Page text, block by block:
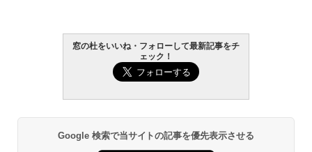
Robloxギフトカード - 1000 Robux 【限
定バーチャルアイテムを含む】 【オンラ
インゲームコード】 ロブロックス |オン
￥1,600
AIイラスト表現辞典: 思い通りの絵を引き
出す プロンプトの言葉 AI画像生成シリー
ズ (はぴーイラストLabo)
1冊ですべて身につくHTML & CSSとWe
Kindle Paperwhite シグニチャーエディ
ション (32GB) 7インチディスプレイ、明
ブラック
￥27,980
窓の杜をいいね・フォローして最新記事をチ
ェック！
Google 検索で当サイトの記事を優先表示させる